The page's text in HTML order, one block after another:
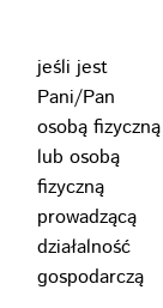
jeśli jest
Pani/Pan
osobą fizyczną
lub osobą
fizyczną
prowadzącą
działalność
gospodarczą